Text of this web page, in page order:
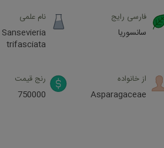
نام علمی
Sansevieria
trifasciata
فارسی رایج
سانسوریا
رنج قیمت
750000
از خانواده
Asparagaceae